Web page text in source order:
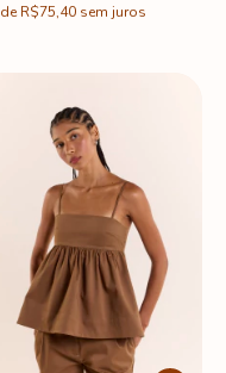
deR$75,40 sem juros